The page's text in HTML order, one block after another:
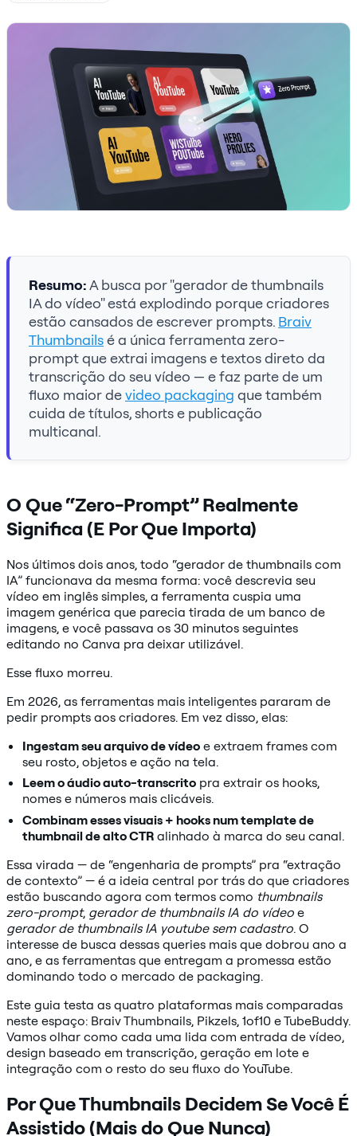
Resumo:A busca por "gerador de thumbnails
IA do vídeo" está explodindo porque criadores
estão cansados de escrever prompts. Braiv
Thumbnailsé a única ferramenta zero-
prompt que extrai imagens e textos direto da
transcrição do seu vídeo — e faz parte de um
fluxo maior devideo packaging que também
cuida de títulos, shorts e publicação
multicanal.
O Que “Zero-Prompt” Realmente
Significa (E Por Que Importa)
Nos últimos dois anos, todo “gerador de thumbnails com
IA” funcionava da mesma forma: você descrevia seu
vídeo em inglês simples, a ferramenta cuspia uma
imagem genérica que parecia tirada de um banco de
imagens, e você passava os 30 minutos seguintes
editando no Canva pra deixar utilizável.
Esse fluxo morreu.
Em 2026, as ferramentas mais inteligentes pararam de
pedir prompts aos criadores. Em vez disso, elas:
Ingestam seu arquivo de vídeo e extraem frames com
seu rosto, objetos e ação na tela.
Leem o áudio auto-transcrito pra extrair os hooks,
nomes e números mais clicáveis.
Combinam esses visuais + hooks num template de
thumbnail de alto CTR alinhado à marca do seu canal.
Essa virada — de “engenharia de prompts” pra “extração
de contexto” — é a ideia central por trás do que criadores
estão buscando agora com termos como thumbnails
zero-prompt, gerador de thumbnails IA do vídeo e
gerador de thumbnails IA youtube sem cadastro. O
interesse de busca dessas queries mais que dobrou ano a
ano, e as ferramentas que entregam a promessa estão
dominando todo o mercado de packaging.
Este guia testa as quatro plataformas mais comparadas
neste espaço: Braiv Thumbnails, Pikzels, 1of10 e TubeBuddy.
Vamos olhar como cada uma lida com entrada de vídeo,
design baseado em transcrição, geração em lote e
integração com o resto do seu fluxo do YouTube.
Por Que Thumbnails Decidem Se Você É
Assistido (Mais do Que Nunca)